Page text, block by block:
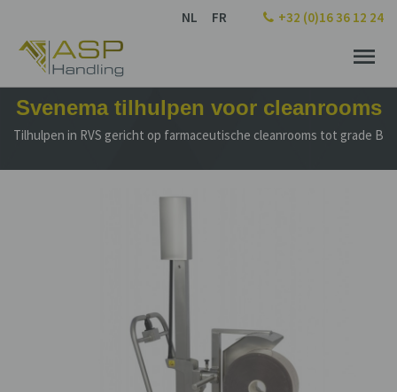
NL FR +32 (0)16 36 12 24
Svenema tilhulpen voor cleanrooms
Tilhulpen in RVS gericht op farmaceutische cleanrooms tot grade B